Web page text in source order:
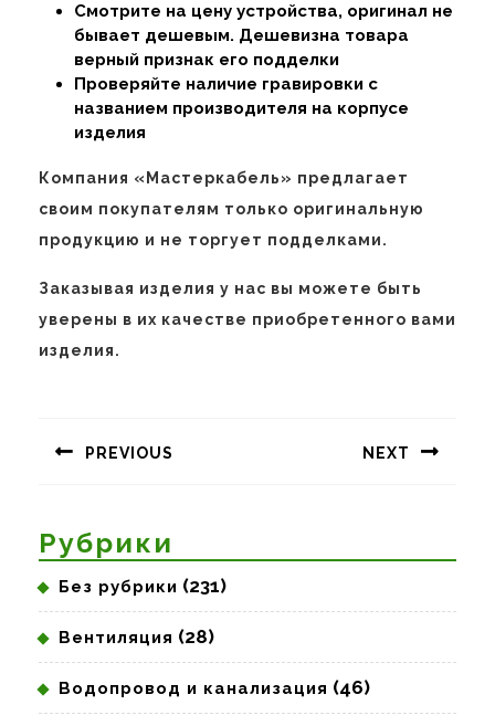
Смотрите на цену устройства, оригинал не
бывает дешевым. Дешевизна товара
верный признак его подделки
Проверяйте наличие гравировки с
названием производителя на корпусе
изделия
Компания «Мастеркабель» предлагает
своим покупателям только оригинальную
продукцию и не торгует подделками.
Заказывая изделия у нас вы можете быть
уверены в их качестве приобретенного вами
изделия.
записям
PREVIOUS NEXT
Рубрики
Без рубрики (231)
Вентиляция (28)
Водопровод и канализация (46)